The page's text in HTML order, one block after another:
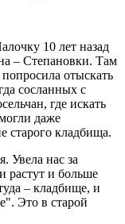
10 лет назад
– Степановки. Там
отыскать
сосланных с
где искать
даже
старого кладбища.
Увела нас за
растут и больше
– кладбище, и
Это в старой